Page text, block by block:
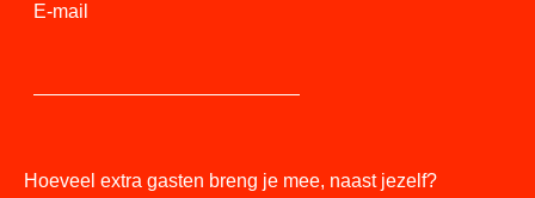
E-mail
Hoeveel extra gasten breng je mee, naast jezelf?